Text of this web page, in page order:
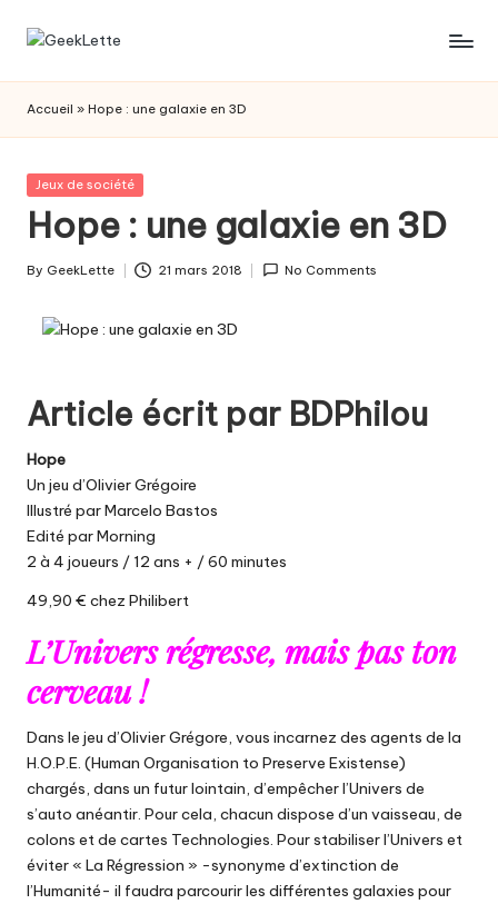
Skip
G
e
e
k
L
e
les
de
société
Accueil » Hope : une galaxie en 3D
Posted
Jeux de société
Hope : une galaxie en 3D
Posted
By GeekLette 21 mars 2018 No Comments
Article écrit par BDPhilou
Hope
Un jeu d’Olivier Grégoire
Illustré par Marcelo Bastos
Edité parMorning
2 à 4 joueurs / 12 ans + / 60 minutes
49,90 € chez Philibert
L’Univers régresse, mais pas ton
cerveau !
Dans le jeu d’Olivier Grégore, vous incarnez des agents de la
H.O.P.E. (Human Organisation to Preserve Existense)
chargés, dans un futur lointain, d’empêcher l’Univers de
s’auto anéantir. Pour cela, chacun dispose d’un vaisseau, de
colons et de cartes Technologies. Pour stabiliser l’Univers et
éviter « La Régression » -synonyme d’extinction de
l’Humanité- il faudra parcourir les différentes galaxies pour